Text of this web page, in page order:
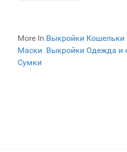
More In Выкройки Кошельки
Маски Выкройки Одежда и
Сумки